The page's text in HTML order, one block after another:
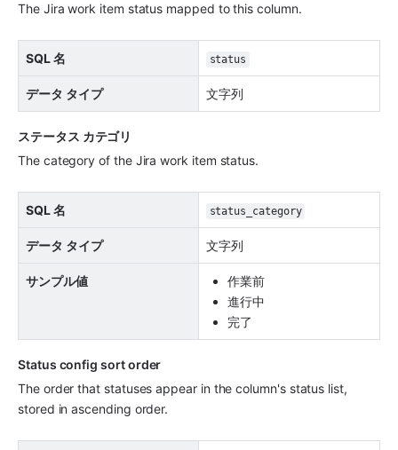
The Jira work item status mapped to this column.
SQL 名 status
データ タイプ 文字列
ステータス カテゴリ
The category of the Jira work item status.
SQL 名 status_category
データ タイプ 文字列
サンプル値
作業前
進行中
完了
Status config sort order
The order that statuses appear in the column's status list,
stored in ascending order.